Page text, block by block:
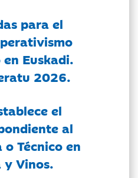
para el
Euskadi.
2026.
el
al
Técnico en
y Vinos.